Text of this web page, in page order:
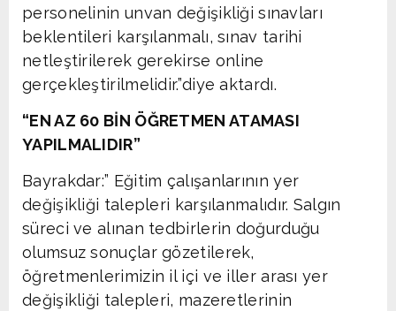
personelinin unvan değişikliği sınavları
beklentileri karşılanmalı, sınav tarihi
netleştirilerek gerekirse online
gerçekleştirilmelidir.”diye aktardı.
“EN AZ 60 BİN ÖĞRETMEN ATAMASI
YAPILMALIDIR”
Bayrakdar:” Eğitim çalışanlarının yer
değişikliği talepleri karşılanmalıdır. Salgın
süreci ve alınan tedbirlerin doğurduğu
olumsuz sonuçlar gözetilerek,
öğretmenlerimizin il içi ve iller arası yer
değişikliği talepleri, mazeretlerinin